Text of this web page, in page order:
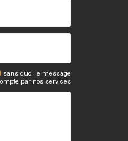
sans quoi le message
par nos services